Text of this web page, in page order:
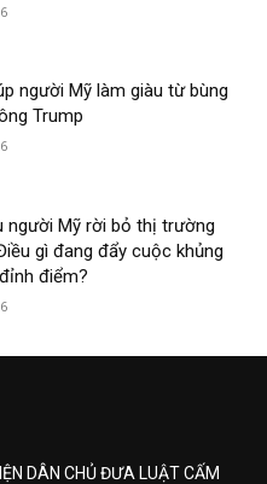
người Mỹ làm giàu từ bùng
Trump
người Mỹ rời bỏ thị trường
gì đang đẩy cuộc khủng
điểm?
DÂN CHỦ ĐƯA LUẬT CẤM